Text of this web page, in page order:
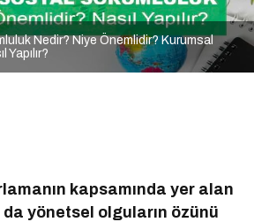
Nedir? Niye Önemlidir? Kurumsal
kapsamında yer alan
yönetsel olguların özünü